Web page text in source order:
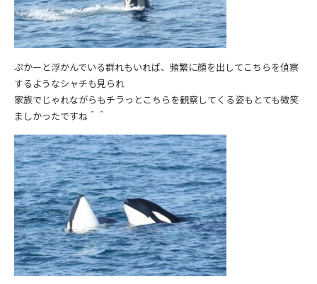
ぷかーと浮かんでいる群れもいれば、頻繁に顔を出してこちらを偵察
するようなシャチも見られ
家族でじゃれながらもチラっとこちらを観察してくる姿もとても微笑
ましかったですね＾＾